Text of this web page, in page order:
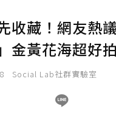
收藏！網友熱
金黃花海超好拍
Social Lab社群實驗室